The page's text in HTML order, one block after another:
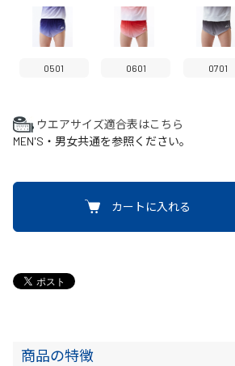
0501 0601 0701
ウエアサイズ適合表はこちら
MEN'S・男女共通を参照ください。
カートに入れる
商品の特徴